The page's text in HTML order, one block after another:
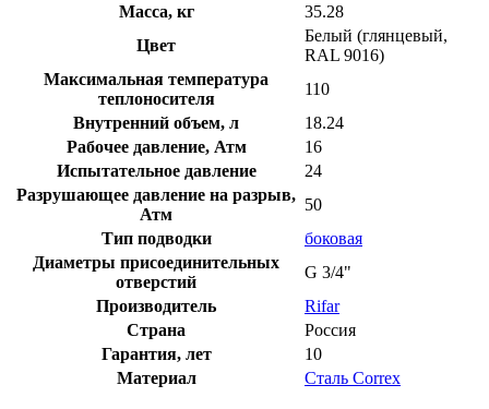
Масса, кг
35.28
Цвет
Белый (глянцевый,
RAL 9016)
Максимальная температура
теплоносителя
110
Внутренний объем, л
18.24
Рабочее давление, Атм
16
Испытательное давление
24
Разрушающее давление на разрыв,
Атм
50
Тип подводки
боковая
Диаметры присоединительных
отверстий
G 3/4"
Производитель
Rifar
Страна
Россия
Гарантия, лет
10
Материал
Сталь Correx